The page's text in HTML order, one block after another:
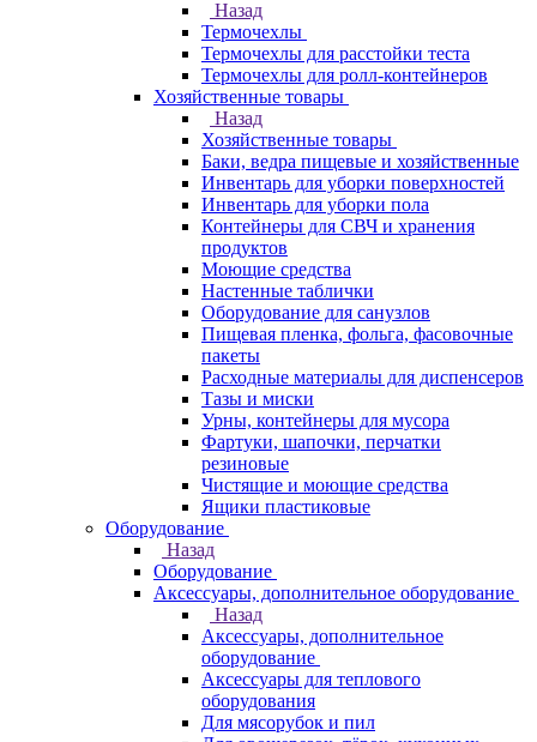
Назад
Термочехлы
Термочехлы для расстойки теста
Термочехлы для ролл-контейнеров
Хозяйственные товары
Назад
Хозяйственные товары
Баки, ведра пищевые и хозяйственные
Инвентарь для уборки поверхностей
Инвентарь для уборки пола
Контейнеры для СВЧ и хранения
продуктов
Моющие средства
Настенные таблички
Оборудование для санузлов
Пищевая пленка, фольга, фасовочные
пакеты
Расходные материалы для диспенсеров
Тазы и миски
Урны, контейнеры для мусора
Фартуки, шапочки, перчатки
резиновые
Чистящие и моющие средства
Ящики пластиковые
Оборудование
Назад
Оборудование
Аксессуары, дополнительное оборудование
Назад
Аксессуары, дополнительное
оборудование
Аксессуары для теплового
оборудования
Для мясорубок и пил